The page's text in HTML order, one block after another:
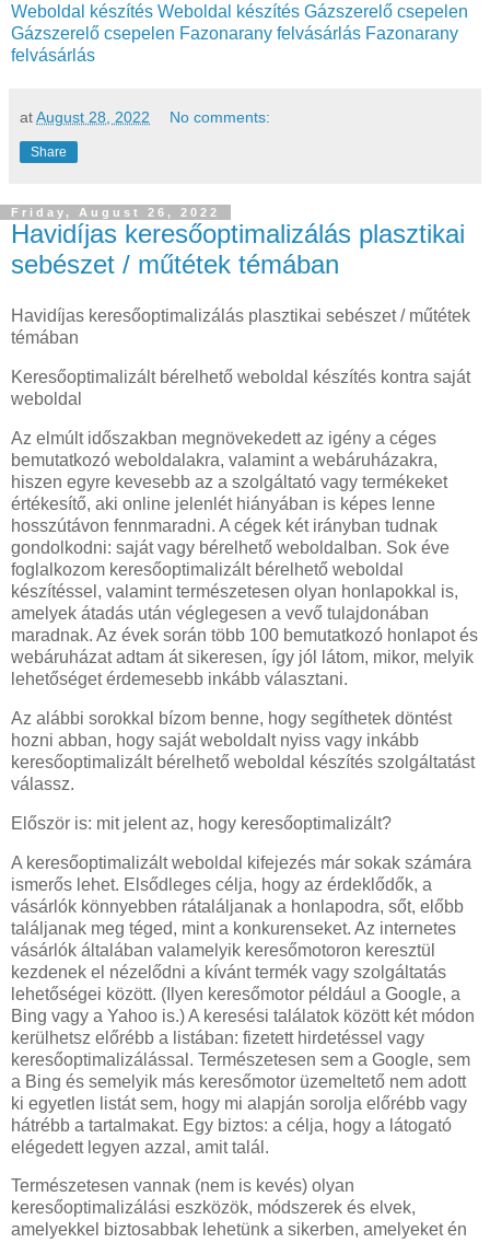
Weboldal készítés Weboldal készítés Gázszerelő csepelen
Gázszerelő csepelen Fazonarany felvásárlás Fazonarany
felvásárlás
atAugust 28, 2022 No comments:
Share
Friday, August 26, 2022
Havidíjas keresőoptimalizálás plasztikai
sebészet / műtétek témában
Havidíjas keresőoptimalizálás plasztikai sebészet / műtétek
témában
Keresőoptimalizált bérelhető weboldal készítés kontra saját
weboldal
Az elmúlt időszakban megnövekedett az igény a céges
bemutatkozó weboldalakra, valamint a webáruházakra,
hiszen egyre kevesebb az a szolgáltató vagy termékeket
értékesítő, aki online jelenlét hiányában is képes lenne
hosszútávon fennmaradni. A cégek két irányban tudnak
gondolkodni: saját vagy bérelhető weboldalban. Sok éve
foglalkozom keresőoptimalizált bérelhető weboldal
készítéssel, valamint természetesen olyan honlapokkal is,
amelyek átadás után véglegesen a vevő tulajdonában
maradnak. Az évek során több 100 bemutatkozó honlapot és
webáruházat adtam át sikeresen, így jól látom, mikor, melyik
lehetőséget érdemesebb inkább választani.
Az alábbi sorokkal bízom benne, hogy segíthetek döntést
hozni abban, hogy saját weboldalt nyiss vagy inkább
keresőoptimalizált bérelhető weboldal készítés szolgáltatást
válassz.
Először is: mit jelent az, hogy keresőoptimalizált?
A keresőoptimalizált weboldal kifejezés már sokak számára
ismerős lehet. Elsődleges célja, hogy az érdeklődők, a
vásárlók könnyebben rátaláljanak a honlapodra, sőt, előbb
találjanak meg téged, mint a konkurenseket. Az internetes
vásárlók általában valamelyik keresőmotoron keresztül
kezdenek el nézelődni a kívánt termék vagy szolgáltatás
lehetőségei között. (Ilyen keresőmotor például a Google, a
Bing vagy a Yahoo is.) A keresési találatok között két módon
kerülhetsz előrébb a listában: fizetett hirdetéssel vagy
keresőoptimalizálással. Természetesen sem a Google, sem
a Bing és semelyik más keresőmotor üzemeltető nem adott
ki egyetlen listát sem, hogy mi alapján sorolja előrébb vagy
hátrébb a tartalmakat. Egy biztos: a célja, hogy a látogató
elégedett legyen azzal, amit talál.
Természetesen vannak (nem is kevés) olyan
keresőoptimalizálási eszközök, módszerek és elvek,
amelyekkel biztosabbak lehetünk a sikerben, amelyeket én